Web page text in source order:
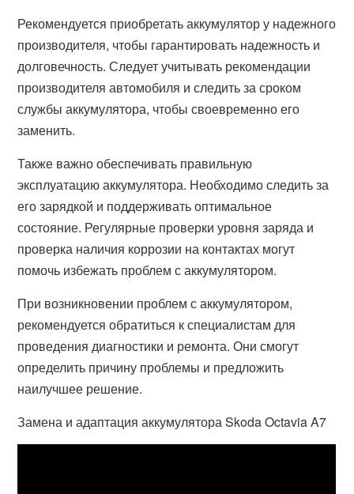
Рекомендуется приобретать аккумулятор у надежного
производителя, чтобы гарантировать надежность и
долговечность. Следует учитывать рекомендации
производителя автомобиля и следить за сроком
службы аккумулятора, чтобы своевременно его
заменить.
Также важно обеспечивать правильную
эксплуатацию аккумулятора. Необходимо следить за
его зарядкой и поддерживать оптимальное
состояние. Регулярные проверки уровня заряда и
проверка наличия коррозии на контактах могут
помочь избежать проблем с аккумулятором.
При возникновении проблем с аккумулятором,
рекомендуется обратиться к специалистам для
проведения диагностики и ремонта. Они смогут
определить причину проблемы и предложить
наилучшее решение.
Замена и адаптация аккумулятора Skoda Octavia A7